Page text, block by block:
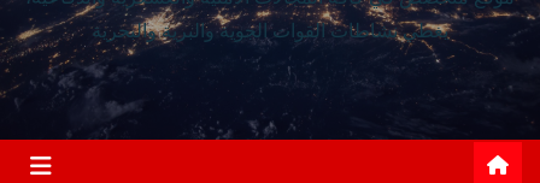
يغطي نشاطات القوات الجوية والبرية والبحرية